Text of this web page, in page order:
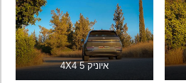
איוניק 5 4X4